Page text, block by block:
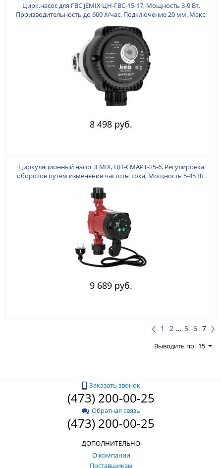
Цирк.насос для ГВС JEMIX ЦН-ГВС-15-17, Мощность 3-9 Вт.
Производительность до 600 л/час. Подключение 20 мм. Макс.
ЕВРОВИЛКОЙ.
8 498 руб.
Циркуляционный насос JEMIX, ЦН-СМАРТ-25-6, Регулировка
оборотов путем изменения частоты тока, Мощность 5-45 Вт.
180 мм. Кабель 60 см с ЕВРОВИЛКОЙ. Гайки 1-1/2 дюйма в
комплекте. Корпус: чугун+алюм
9 689 руб.
1 2 ... 5 6 7
Выводить по: 15
Заказать звонок
(473) 200-00-25
Обратная связь
(473) 200-00-25
ДОПОЛНИТЕЛЬНО
О компании
Поставщикам